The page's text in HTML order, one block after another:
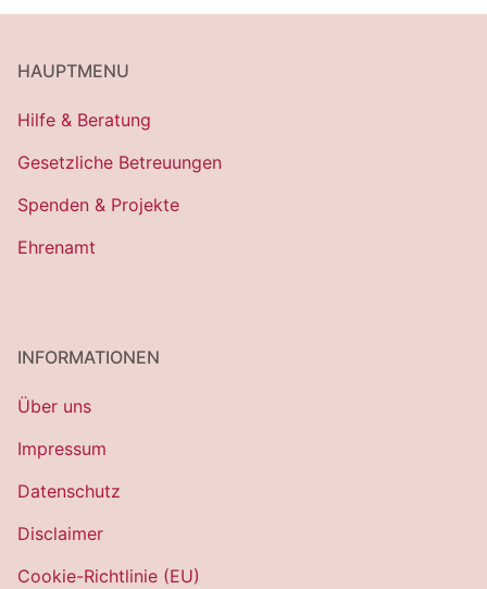
HAUPTMENU
Hilfe & Beratung
Gesetzliche Betreuungen
Spenden & Projekte
Ehrenamt
INFORMATIONEN
Über uns
Impressum
Datenschutz
Disclaimer
Cookie-Richtlinie (EU)